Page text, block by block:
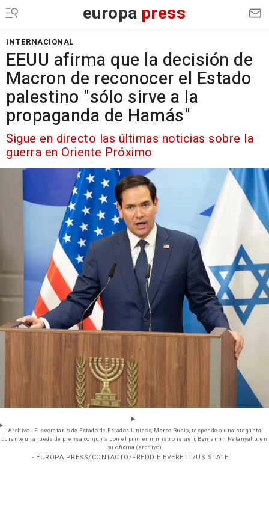
europa press
INTERNACIONAL
EEUU afirma que la decisión de
Macron de reconocer el Estado
palestino "sólo sirve a la
propaganda de Hamás"
Sigue en directo las últimas noticias sobre la
guerra en Oriente Próximo
Archivo - El secretario de Estado de Estados Unidos, Marco Rubio, responde a una pregunta
durante una rueda de prensa conjunta con el primer ministro israelí, Benjamin Netanyahu, en
su oficina (archivo)
- EUROPA PRESS/CONTACTO/FREDDIE EVERETT/US STATE